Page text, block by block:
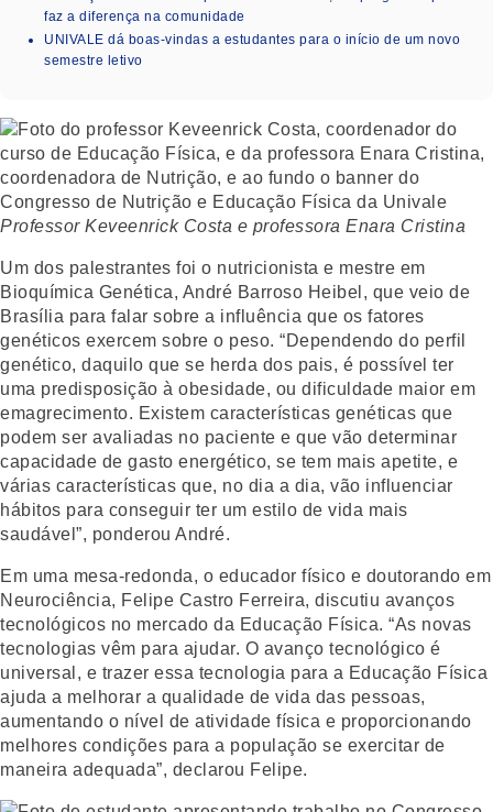
faz a diferença na comunidade
UNIVALE dá boas-vindas a estudantes para o início de um novo
semestre letivo
Professor Keveenrick Costa e professora Enara Cristina
Um dos palestrantes foi o nutricionista e mestre em
Bioquímica Genética, André Barroso Heibel, que veio de
Brasília para falar sobre a influência que os fatores
genéticos exercem sobre o peso. “Dependendo do perfil
genético, daquilo que se herda dos pais, é possível ter
uma predisposição à obesidade, ou dificuldade maior em
emagrecimento. Existem características genéticas que
podem ser avaliadas no paciente e que vão determinar
capacidade de gasto energético, se tem mais apetite, e
várias características que, no dia a dia, vão influenciar
hábitos para conseguir ter um estilo de vida mais
saudável”, ponderou André.
Em uma mesa-redonda, o educador físico e doutorando em
Neurociência, Felipe Castro Ferreira, discutiu avanços
tecnológicos no mercado da Educação Física. “As novas
tecnologias vêm para ajudar. O avanço tecnológico é
universal, e trazer essa tecnologia para a Educação Física
ajuda a melhorar a qualidade de vida das pessoas,
aumentando o nível de atividade física e proporcionando
melhores condições para a população se exercitar de
maneira adequada”, declarou Felipe.